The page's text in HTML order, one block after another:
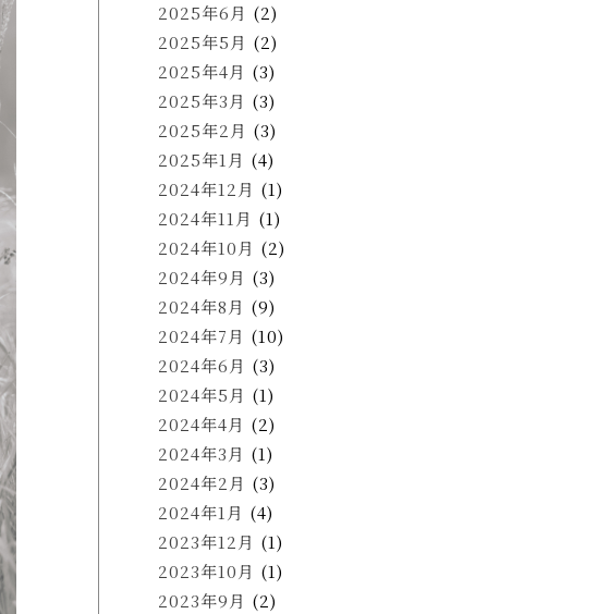
2025年6月 (2)
2025年5月 (2)
2025年4月 (3)
2025年3月 (3)
2025年2月 (3)
2025年1月 (4)
2024年12月 (1)
2024年11月 (1)
2024年10月 (2)
2024年9月 (3)
2024年8月 (9)
2024年7月 (10)
2024年6月 (3)
2024年5月 (1)
2024年4月 (2)
2024年3月 (1)
2024年2月 (3)
2024年1月 (4)
2023年12月 (1)
2023年10月 (1)
2023年9月 (2)